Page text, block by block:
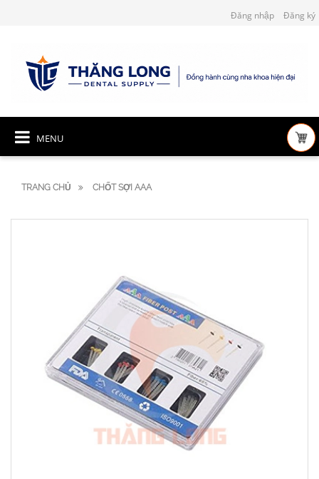
Đăng nhập Đăng ký
MENU
TRANG CHỦ CHỐT SỢI AAA